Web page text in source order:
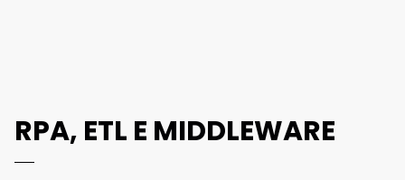
RPA, ETL E MIDDLEWARE